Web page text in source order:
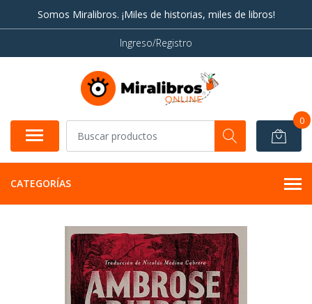
Somos Miralibros. ¡Miles de historias, miles de libros!
Ingreso/Registro
0
CATEGORÍAS